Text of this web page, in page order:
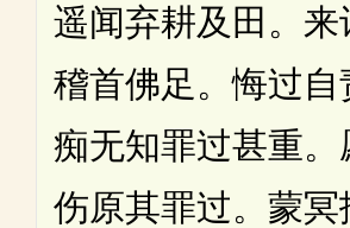
遥闻弃耕及田。来
稽首佛足。悔过自
痴无知罪过甚重。
伤原其罪过。蒙冥